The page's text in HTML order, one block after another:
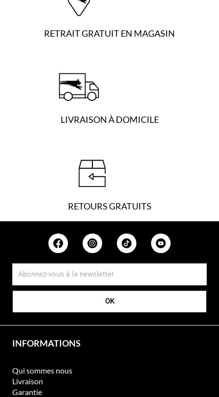
RETRAIT GRATUIT EN MAGASIN
LIVRAISON À DOMICILE
RETOURS GRATUITS
OK
INFORMATIONS
Qui sommes nous
Livraison
Garantie